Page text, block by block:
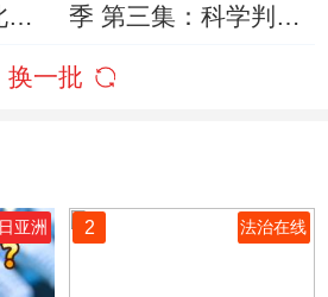
季 第三集：科学判定
亡年龄相符合
换一批
亚洲 2 法治在线